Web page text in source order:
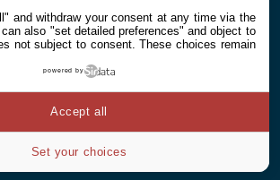
and withdraw your consent at any time via the
also "set detailed preferences" and object to
not subject to consent. These choices remain
powered by
Set your choices
Accept all